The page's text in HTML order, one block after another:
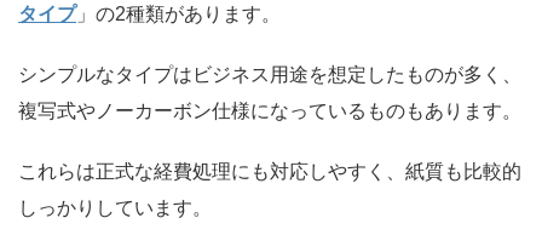
タイプ」の2種類があります。
シンプルなタイプはビジネス用途を想定したものが多く、
複写式やノーカーボン仕様になっているものもあります。
これらは正式な経費処理にも対応しやすく、紙質も比較的
しっかりしています。